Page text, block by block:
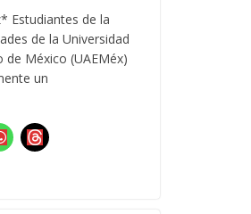
Estudiantes de la
de la Universidad
México (UAEMéx)
un